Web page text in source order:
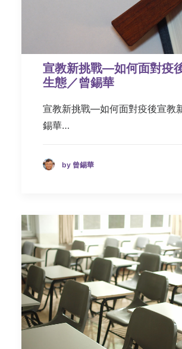
宣教新挑戰—如何面對疫
生態／曾錫華
宣教新挑戰—如何面對疫後宣教
錫華…
by 曾錫華